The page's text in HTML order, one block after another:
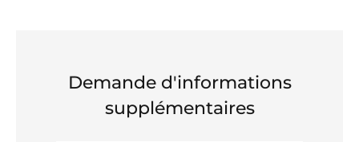
Demande d'informations
supplémentaires